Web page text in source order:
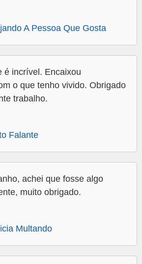
A Pessoa Que Gosta
é incrível. Encaixou
o que tenho vivido. Obrigado
trabalho.
Falante
achei que fosse algo
muito obrigado.
Multando